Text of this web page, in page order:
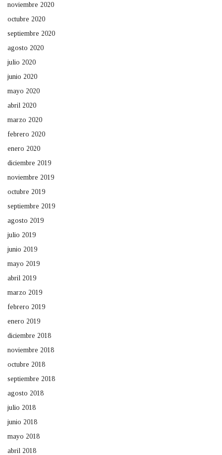
noviembre 2020
octubre 2020
septiembre 2020
agosto 2020
julio 2020
junio 2020
mayo 2020
abril 2020
marzo 2020
febrero 2020
enero 2020
diciembre 2019
noviembre 2019
octubre 2019
septiembre 2019
agosto 2019
julio 2019
junio 2019
mayo 2019
abril 2019
marzo 2019
febrero 2019
enero 2019
diciembre 2018
noviembre 2018
octubre 2018
septiembre 2018
agosto 2018
julio 2018
junio 2018
mayo 2018
abril 2018